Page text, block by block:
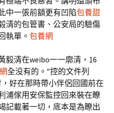
中一張前額更有凹陷包養甜
清的包管書、公安局的驗傷
執單。 包養網
毅清在weibo一一廓清，16
全没有的。”控的文件列
好在那時帶小伴侶回國前在
浦傢用安保監控回來裝在瞭
記載著一切，底本是為瞭出